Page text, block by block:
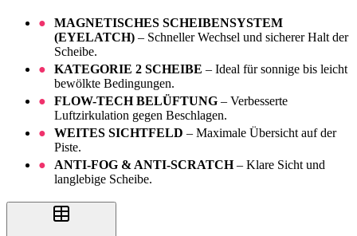
MAGNETISCHES SCHEIBENSYSTEM
(EYELATCH) – Schneller Wechsel und sicherer Halt der
Scheibe.
KATEGORIE 2 SCHEIBE – Ideal für sonnige bis leicht
bewölkte Bedingungen.
FLOW-TECH BELÜFTUNG – Verbesserte
Luftzirkulation gegen Beschlagen.
WEITES SICHTFELD – Maximale Übersicht auf der
Piste.
ANTI-FOG & ANTI-SCRATCH– Klare Sicht und
langlebige Scheibe.